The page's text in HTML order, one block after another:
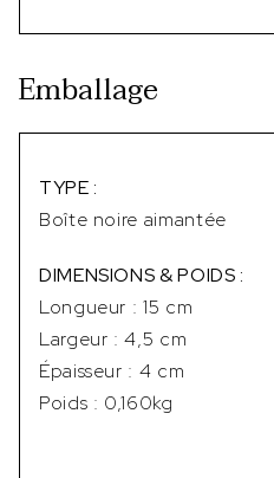
Emballage
TYPE :
Boîte noire aimantée
DIMENSIONS & POIDS :
Longueur : 15 cm
Largeur : 4,5 cm
Épaisseur : 4 cm
Poids : 0,160kg